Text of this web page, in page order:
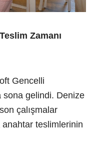
Zamanı
Gencelli
sona gelindi. Denize
çalışmalar
teslimlerinin